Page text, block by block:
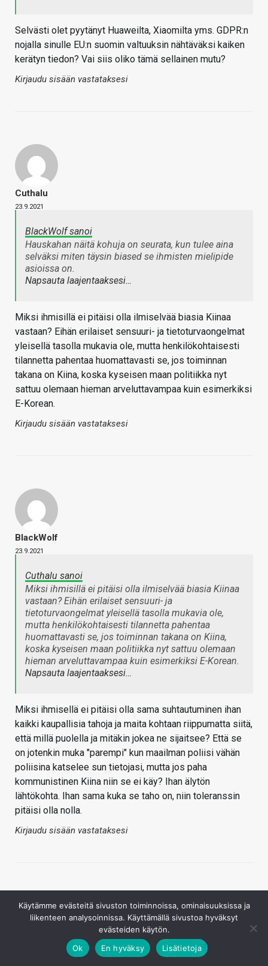
Selvästi olet pyytänyt Huaweilta, Xiaomilta yms. GDPR:n
nojalla sinulle EU:n suomin valtuuksin nähtäväksi kaiken
kerätyn tiedon? Vai siis oliko tämä sellainen mutu?
Kirjaudu sisään vastataksesi
Cuthalu
23.9.2021
BlackWolf sanoi
Hauskahan näitä kohuja on seurata, kun tulee aina
selväksi miten täysin biased se ihmisten mielipide
asioissa on.
Napsauta laajentaaksesi…
Miksi ihmisillä ei pitäisi olla ilmiselvää biasia Kiinaa
vastaan? Eihän erilaiset sensuuri- ja tietoturvaongelmat
yleisellä tasolla mukavia ole, mutta henkilökohtaisesti
tilannetta pahentaa huomattavasti se, jos toiminnan
takana on Kiina, koska kyseisen maan politiikka nyt
sattuu olemaan hieman arveluttavampaa kuin esimerkiksi
E-Korean.
Kirjaudu sisään vastataksesi
BlackWolf
23.9.2021
Cuthalu sanoi
Miksi ihmisillä ei pitäisi olla ilmiselvää biasia Kiinaa
vastaan? Eihän erilaiset sensuuri- ja
tietoturvaongelmat yleisellä tasolla mukavia ole,
mutta henkilökohtaisesti tilannetta pahentaa
huomattavasti se, jos toiminnan takana on Kiina,
koska kyseisen maan politiikka nyt sattuu olemaan
hieman arveluttavampaa kuin esimerkiksi E-Korean.
Napsauta laajentaaksesi…
Miksi ihmisellä ei pitäisi olla sama suhtautuminen ihan
kaikki kaupallisia tahoja ja maita kohtaan riippumatta siitä,
että millä puolella ja mitäkin jokea ne sijaitsee? Että se
on jotenkin muka "parempi" kun maailman poliisi vähän
poliisina katselee sun tietojasi, mutta jos paha
kommunistinen Kiina niin se ei käy? Ihan älytön
lähtökohta. Ihan sama kuka se taho on, niin toleranssin
pitäisi olla nolla.
Kirjaudu sisään vastataksesi
FlyingAntero
Käytämme evästeitä sivuston toiminnoissa, ominaisuuksissa ja
liikenteen analysoinnissa. Käyttämällä sivustoa hyväksyt
evästeiden käytön.
Ok
En hyväksy Lisätietoja